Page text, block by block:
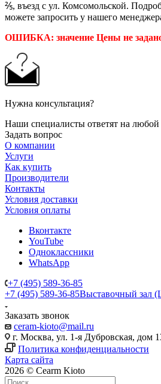
⅖, въезд с ул. Комсомольской.
можете запросить у нашего
ОШИБКА: значение Цены не
Нужна консультация?
Наши специалисты ответят на
Задать вопрос
О компании
Услуги
Как купить
Производители
Контакты
Условия доставки
Условия оплаты
Вконтакте
YouTube
Одноклассники
WhatsApp
+7 (495) 589-36-85
+7 (495) 589-36-85Выставочный зал
Заказать звонок
ceram-kioto@mail.ru
г. Москва, ул. 1-я Дубровская, дом
Политика конфиденциальности
Карта сайта
2026 © Cearm Kioto